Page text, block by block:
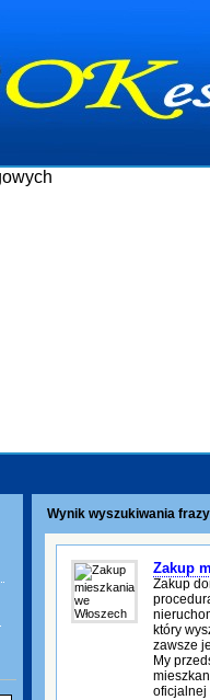
Wynik wyszukiwania
Zakup
Zakup
który
zawsze
My
oficjalnej